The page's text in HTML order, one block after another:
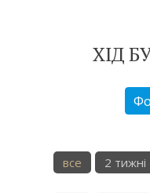
ХІД
все 2 тижні